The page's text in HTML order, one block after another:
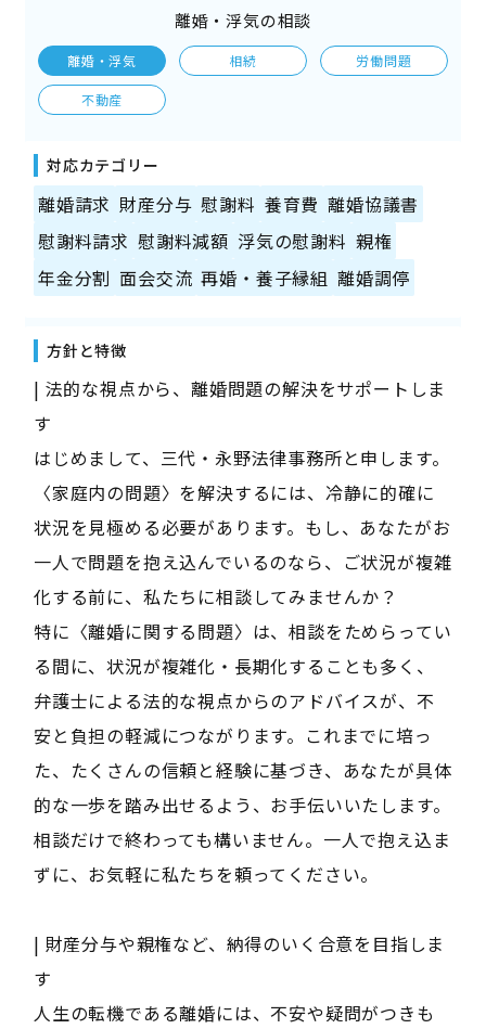
離婚・浮気の相談
離婚・浮気 相続 労働問題
不動産
対応カテゴリー
離婚請求 財産分与 慰謝料 養育費 離婚協議書
慰謝料請求 慰謝料減額 浮気の慰謝料 親権
年金分割 面会交流 再婚・養子縁組 離婚調停
方針と特徴
| 法的な視点から、離婚問題の解決をサポートしま
す
はじめまして、三代・永野法律事務所と申します。
〈家庭内の問題〉を解決するには、冷静に的確に
状況を見極める必要があります。もし、あなたがお
一人で問題を抱え込んでいるのなら、ご状況が複雑
化する前に、私たちに相談してみませんか？
特に〈離婚に関する問題〉は、相談をためらってい
る間に、状況が複雑化・長期化することも多く、
弁護士による法的な視点からのアドバイスが、不
安と負担の軽減につながります。これまでに培っ
た、たくさんの信頼と経験に基づき、あなたが具体
的な一歩を踏み出せるよう、お手伝いいたします。
相談だけで終わっても構いません。一人で抱え込ま
ずに、お気軽に私たちを頼ってください。
| 財産分与や親権など、納得のいく合意を目指しま
す
人生の転機である離婚には、不安や疑問がつきも